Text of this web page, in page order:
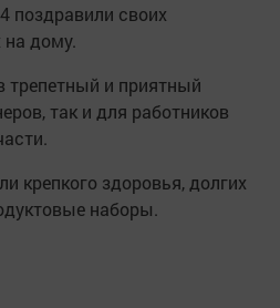
поздравили своих
на дому.
трепетный и приятный
так и для работников
крепкого здоровья, долгих
наборы.